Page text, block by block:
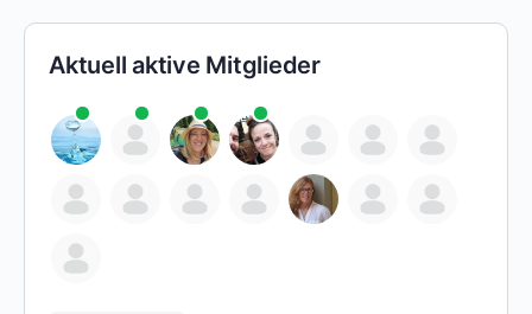
Aktuell aktive Mitglieder